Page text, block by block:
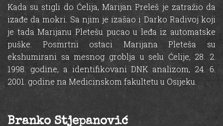
Kada su stigli do Ćelija, Marijan Preleš je zatražio da
izađe da mokri. Sa njim je izašao i Darko Radivoj koji
je tada Marijanu Pletešu pucao u leđa iz automatske
puške. Posmrtni ostaci Marijana Pleteša su
ekshumirani sa mesnog groblja u selu Ćelije, 28. 2.
1998. godine, a identifikovani DNK analizom, 24. 6.
2001. godine na Medicinskom fakultetu u Osijeku.
Branko Stjepanović